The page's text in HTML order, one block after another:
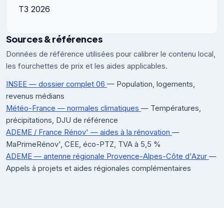
T3 2026
Sources & références
Données de référence utilisées pour calibrer le contenu local,
les fourchettes de prix et les aides applicables.
INSEE — dossier complet 06 — Population, logements,
revenus médians
Météo-France — normales climatiques — Températures,
précipitations, DJU de référence
ADEME / France Rénov' — aides à la rénovation —
MaPrimeRénov', CEE, éco-PTZ, TVA à 5,5 %
ADEME — antenne régionale Provence-Alpes-Côte d'Azur —
Appels à projets et aides régionales complémentaires